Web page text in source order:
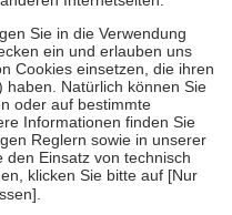
Familie zu unterstützen,
18. Lebensjahr
die von der